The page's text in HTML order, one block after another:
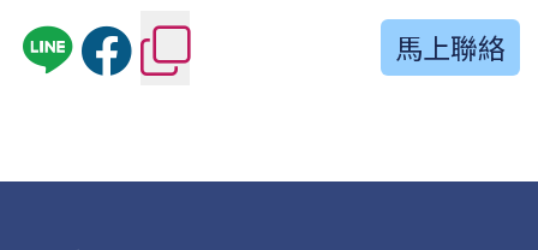
馬上聯絡